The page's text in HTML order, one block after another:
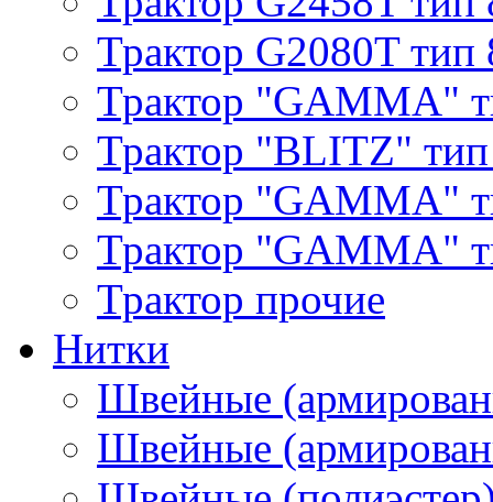
Трактор G2080T тип
Трактор "GAMMA"
Трактор "BLITZ"
Трактор "GAMMA"
Трактор "GAMMA"
Трактор прочие
Нитки
Швейные
Швейные